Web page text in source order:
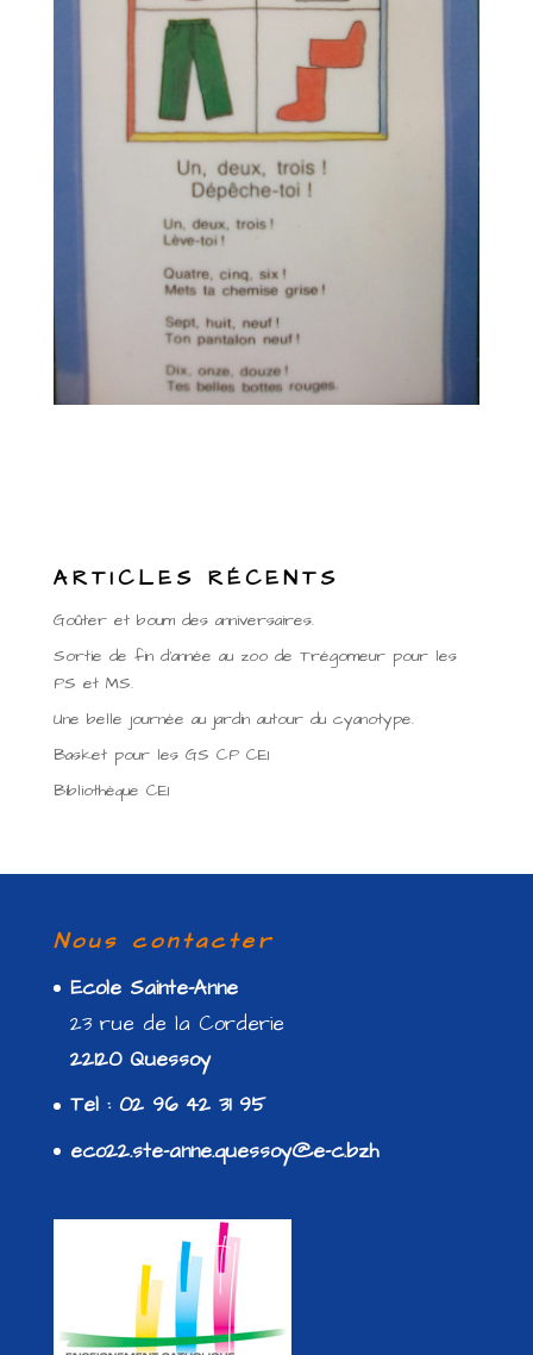
ARTICLES RÉCENTS
Goûter et boum des anniversaires.
Sortie de fin d’année au zoo de Trégomeur pour les
PS et MS.
Une belle journée au jardin autour du cyanotype.
Basket pour les GS CP CE1
Bibliothèque CE1
Nous contacter
Ecole Sainte-Anne
23 rue de la Corderie
22120 Quessoy
Tel : 02 96 42 31 95
eco22.ste-anne.quessoy@e-c.bzh